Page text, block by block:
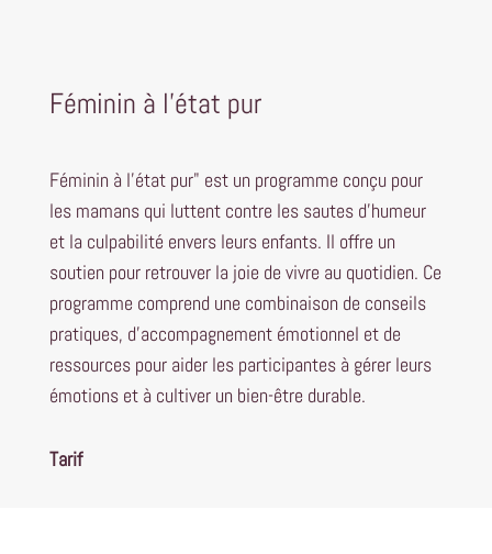
Féminin à l'état pur
Féminin à l'état pur" est un programme conçu pour
les mamans qui luttent contre les sautes d'humeur
et la culpabilité envers leurs enfants. Il offre un
soutien pour retrouver la joie de vivre au quotidien. Ce
programme comprend une combinaison de conseils
pratiques, d'accompagnement émotionnel et de
ressources pour aider les participantes à gérer leurs
émotions et à cultiver un bien-être durable.
Tarif